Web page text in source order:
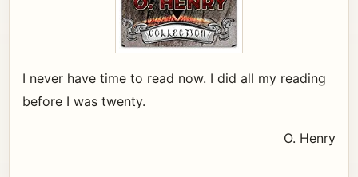
I never have time to read now. I did all my reading
before I was twenty.
O. Henry